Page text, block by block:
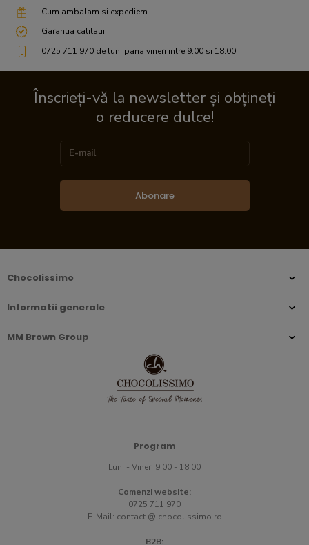
Cum ambalam si expediem
Garantia calitatii
0725 711 970 de luni pana vineri intre 9:00 si 18:00
Înscrieți-vă la newsletter și obțineți
o reducere dulce!
Abonare
Chocolissimo
Informatii generale
MM Brown Group
Program
Luni - Vineri 9:00 - 18:00
Comenzi website:
0725 711 970
E-Mail: contact @ chocolissimo.ro
B2B: